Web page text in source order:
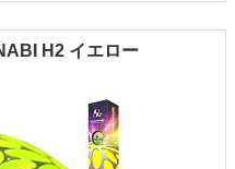
H2 イエロー